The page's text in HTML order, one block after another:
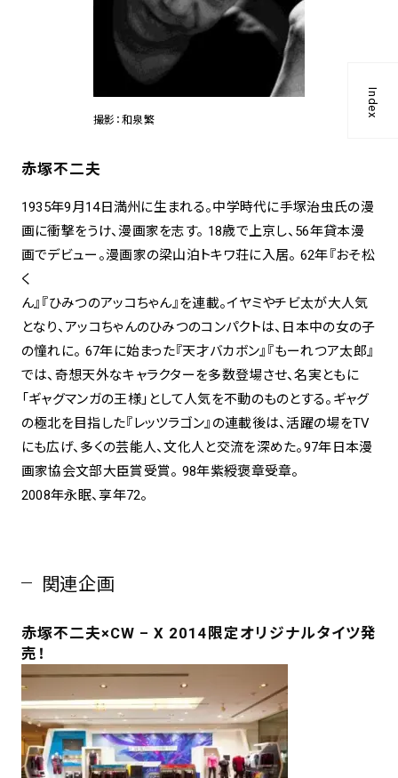
Index
撮影：和泉繁
赤塚不二夫
1935年9月14日満州に生まれる。中学時代に手塚治虫氏の漫
画に衝撃をうけ、漫画家を志す。 18歳で上京し、56年貸本漫
画でデビュー。漫画家の梁山泊トキワ荘に入居。 62年『おそ松
く
ん』『ひみつのアッコちゃん』を連載。イヤミやチビ太が大人気
となり、アッコちゃんのひみつのコンパクトは、日本中の女の子
の憧れに。 67年に始まった『天才バカボン』『もーれつア太郎』
では、奇想天外なキャラクターを多数登場させ、名実ともに
「ギャグマンガの王様」として人気を不動のものとする。ギャグ
の極北を目指した『レッツラゴン』の連載後は、活躍の場をTV
にも広げ、多くの芸能人、文化人と交流を深めた。97年日本漫
画家協会文部大臣賞受賞。 98年紫綬褒章受章。
2008年永眠、享年72。
関連企画
赤塚不二夫×CW – X 2014限定オリジナルタイツ発
売！